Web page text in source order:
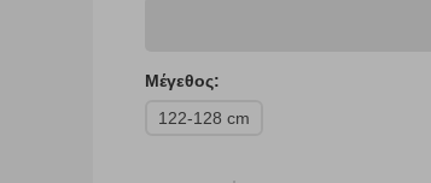
Μέγεθος:
122-128 cm